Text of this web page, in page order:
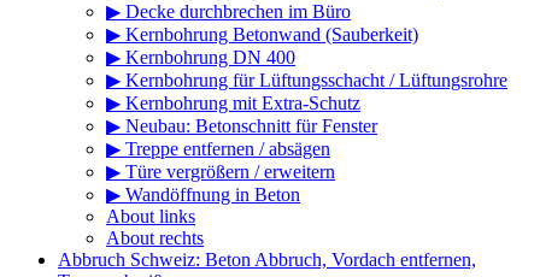
▶ Decke durchbrechen im Büro
▶ Kernbohrung Betonwand (Sauberkeit)
▶ Kernbohrung DN 400
▶ Kernbohrung für Lüftungsschacht / Lüftungsrohre
▶ Kernbohrung mit Extra-Schutz
▶ Neubau: Betonschnitt für Fenster
▶ Treppe entfernen / absägen
▶ Türe vergrößern / erweitern
▶ Wandöffnung in Beton
About links
About rechts
Abbruch Schweiz: Beton Abbruch, Vordach entfernen,